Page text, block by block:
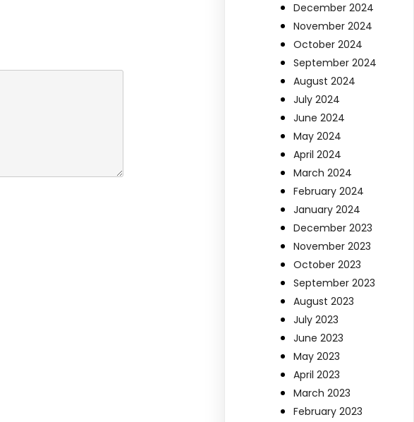
December 2024
November 2024
October 2024
September 2024
August 2024
July 2024
June 2024
May 2024
April 2024
March 2024
February 2024
January 2024
December 2023
November 2023
October 2023
September 2023
August 2023
July 2023
June 2023
May 2023
April 2023
March 2023
February 2023